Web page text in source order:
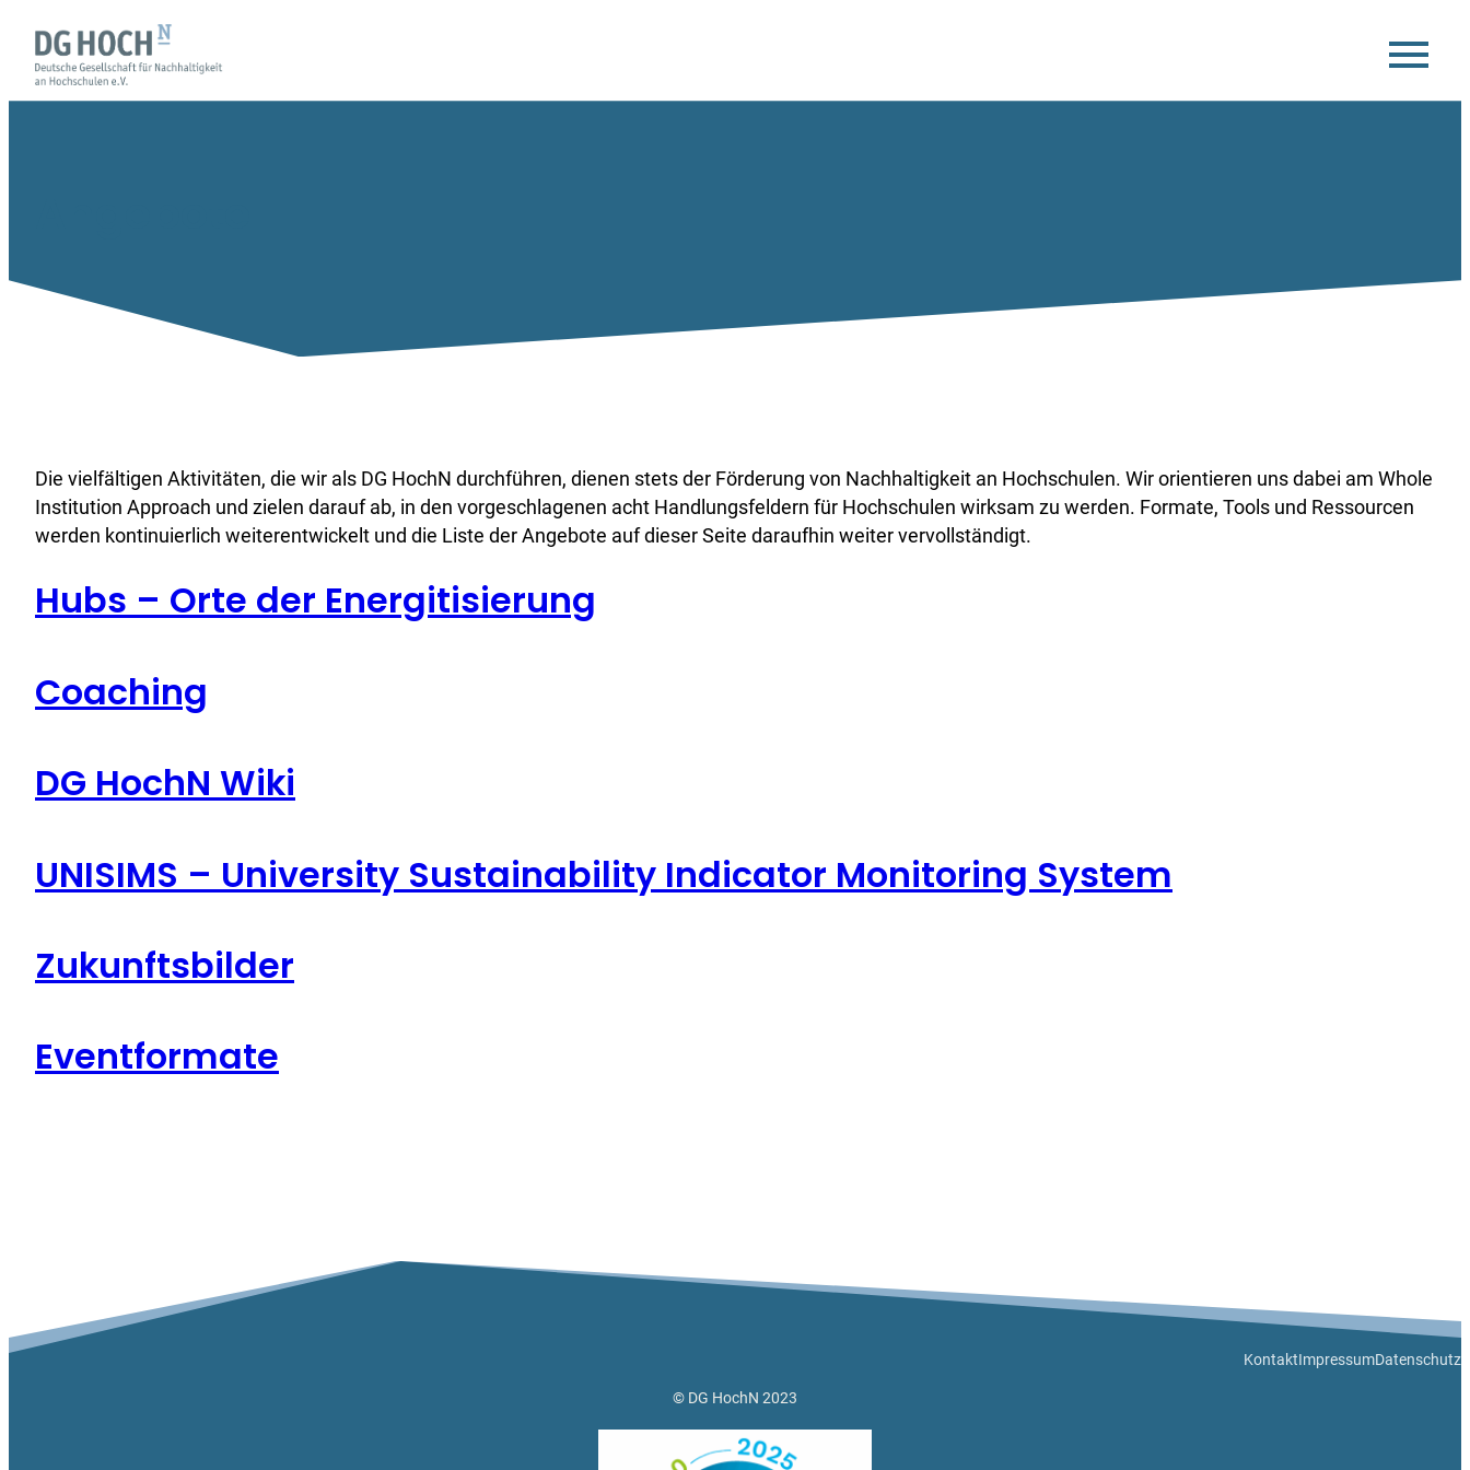
Inhalt
springen
Die vielfältigen Aktivitäten, die wir als DG HochN durchführen, dienen stets der Förderung von Nachhaltigkeit an Hochschulen. Wir orientieren uns dabei am Whole
Institution Approach und zielen darauf ab, in den vorgeschlagenen acht Handlungsfeldern für Hochschulen wirksam zu werden. Formate, Tools und Ressourcen
werden kontinuierlich weiterentwickelt und die Liste der Angebote auf dieser Seite daraufhin weiter vervollständigt.
Hubs – Orte der Energitisierung
Coaching
DG HochN Wiki
UNISIMS – University Sustainability Indicator Monitoring System
Zukunftsbilder
Eventformate
KontaktImpressumDatenschutz
© DG HochN 2023